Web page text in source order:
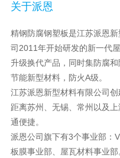
关于派恩
精钢防腐钢塑板是江苏派恩
司2011年开始研发的新一代
升级换代产品，同时集防腐
节能新型材料，防火A级。
江苏派恩新型材料有限公司
距离苏州、无锡、常州以及
通便捷。
派恩公司旗下有3个事业部：
板膜事业部、屋瓦材料事业